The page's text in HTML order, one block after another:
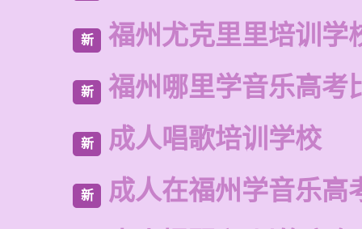
新 福州尤克里里培训学
新 福州哪里学音乐高考
新 成人唱歌培训学校
新 成人在福州学音乐高